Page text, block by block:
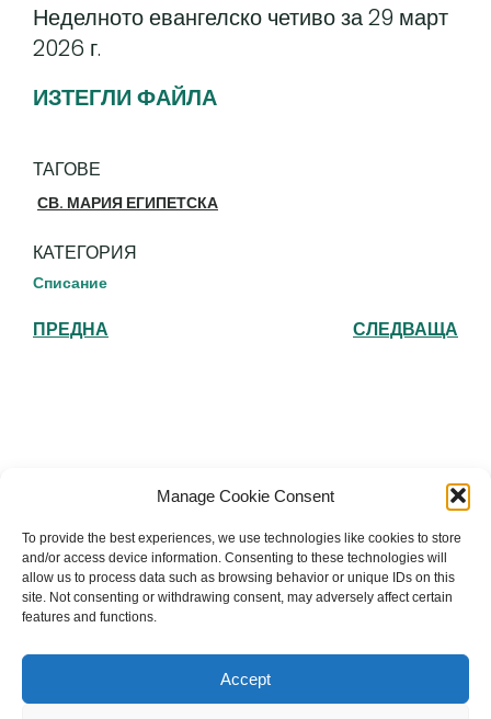
Manage Cookie Consent
To provide the best experiences, we use technologies like cookies to store
and/or access device information. Consenting to these technologies will
allow us to process data such as browsing behavior or unique IDs on this
site. Not consenting or withdrawing consent, may adversely affect certain
features and functions.
Accept
Неделното евангелско четиво за 29 март
2026 г.
ИЗТЕГЛИ ФАЙЛА
ТАГОВЕ
СВ. МАРИЯ ЕГИПЕТСКА
КАТЕГОРИЯ
Списание
ПРЕДНА СЛЕДВАЩА
Българска православна църква "Св.
Rila in London
Charity number: 1199201